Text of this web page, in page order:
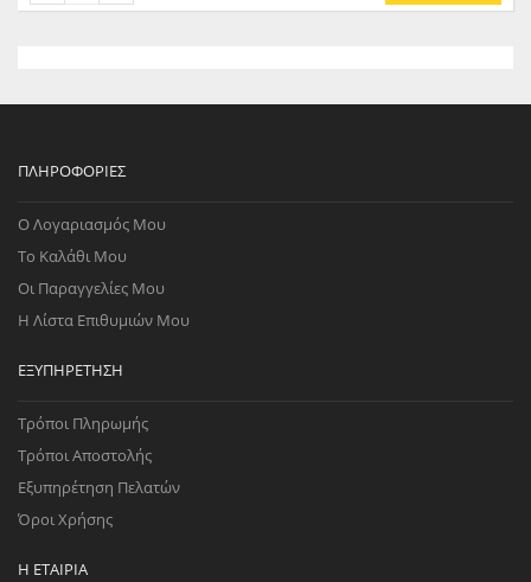
ΠΛΗΡΟΦΟΡΊΕΣ
Ο Λογαριασμός Μου
Το Καλάθι Μου
Οι Παραγγελίες Μου
Η Λίστα Επιθυμιών Μου
ΕΞΥΠΗΡΈΤΗΣΗ
Τρόποι Πληρωμής
Τρόποι Αποστολής
Εξυπηρέτηση Πελατών
Όροι Χρήσης
Η ΕΤΑΙΡΊΑ